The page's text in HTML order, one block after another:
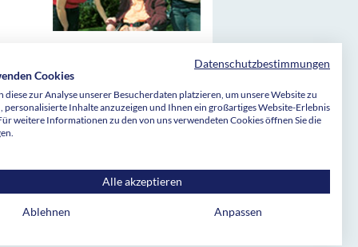
Bethel sind wegen Förderung
besonders förderungswürdig anerkannter
dem Freistellungsbescheid bzw. nach der
des Finanzamtes Bielefeld-
0015, vom 27.01.2021 für den letzten
und als besonders förderungswürdig
Datenschutzbestimmungen
Cookies
diese zur Analyse unserer Besucherdaten platzieren, um unsere Website zu
personalisierte Inhalte anzuzeigen und Ihnen ein großartiges Website-Erlebnis
weitere Informationen zu den von uns verwendeten Cookies öffnen Sie die
Alle akzeptieren
Ablehnen Anpassen